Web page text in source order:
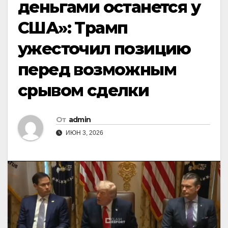
деньгами останется у
США»: Трамп
ужесточил позицию
перед возможным
срывом сделки
От admin
ИЮН 3, 2026